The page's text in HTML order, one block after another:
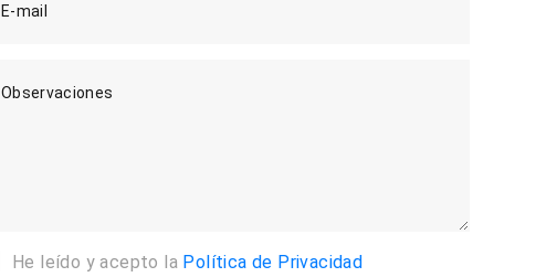
E-mail
Observaciones
He leído y acepto la Política de Privacidad